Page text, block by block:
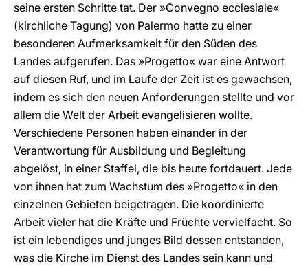
seine ersten Schritte tat. Der »Convegno ecclesiale«
(kirchliche Tagung) von Palermo hatte zu einer
besonderen Aufmerksamkeit für den Süden des
Landes aufgerufen. Das »Progetto« war eine Antwort
auf diesen Ruf, und im Laufe der Zeit ist es gewachsen,
indem es sich den neuen Anforderungen stellte und vor
allem die Welt der Arbeit evangelisieren wollte.
Verschiedene Personen haben einander in der
Verantwortung für Ausbildung und Begleitung
abgelöst, in einer Staffel, die bis heute fortdauert. Jede
von ihnen hat zum Wachstum des »Progetto« in den
einzelnen Gebieten beigetragen. Die koordinierte
Arbeit vieler hat die Kräfte und Früchte vervielfacht. So
ist ein lebendiges und junges Bild dessen entstanden,
was die Kirche im Dienst des Landes sein kann und